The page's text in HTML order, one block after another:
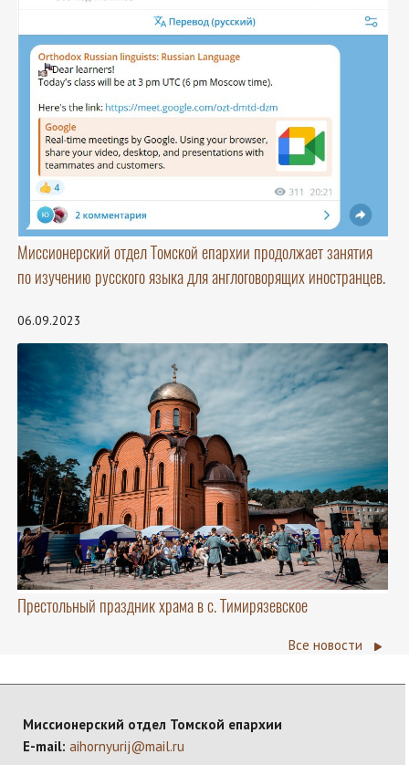
Миссионерский отдел Томской епархии продолжает занятия
по изучению русского языка для англоговорящих иностранцев.
06.09.2023
Престольный праздник храма в с. Тимирязевское
Все новости
Миссионерский отдел Томской епархии
E-mail: aihornyurij@mail.ru